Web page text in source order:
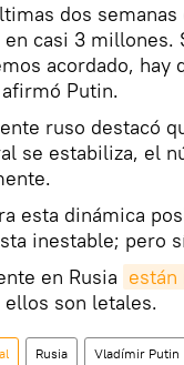
dos
en casi 3 millones.
acordado,
Putin.
ruso destacó
se estabiliza, el
esta dinámica
inestable; pero
en Rusia
ellos son letales.
Rusia Vladímir Putin